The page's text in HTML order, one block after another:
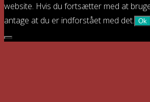
website. Hvis du fortsætter med at
antage at du er indforstået med det. Ok